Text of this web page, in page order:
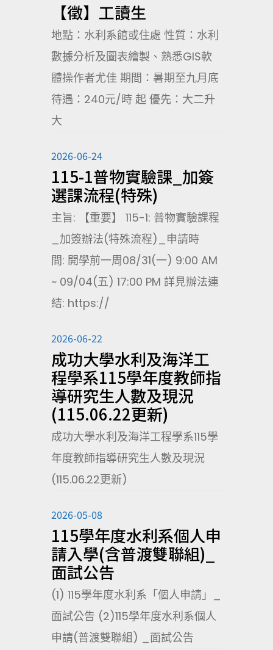
【徵】工讀生
地點：水利系館或住處 性質：水利
數據分析及圖表繪製、熟悉GIS軟
體操作者尤佳 期間：暑期至九月底
待遇：240元/時 起 優先：大二升
大
2026-06-24
115-1普物實驗課_加簽
選課流程(特殊)
主旨: 【重要】 115-1: 普物實驗課程
_加簽辦法(特殊流程)_申請時
間: 開學前一周08/31(一) 9:00 AM
~ 09/04(五) 17:00 PM 詳見辦法連
結: https://
2026-06-22
成功大學水利及海洋工
程學系115學年度教師指
導研究生人數及現況
(115.06.22更新)
成功大學水利及海洋工程學系115學
年度教師指導研究生人數及現況
(115.06.22更新)
2026-05-08
115學年度水利系個人申
請入學(含普渡雙聯組)_
面試公告
(1) 115學年度水利系「個人申請」_
面試公告 (2)115學年度水利系個人
申請(普渡雙聯組) _面試公告